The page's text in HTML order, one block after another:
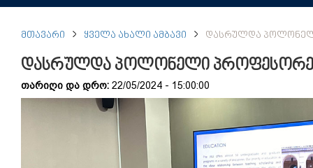
ᲛᲗᲐᲕᲐᲠᲘ ᲧᲕᲔᲚᲐ ᲐᲮᲐᲚᲘ ᲐᲛᲑᲐᲕᲘ ᲓᲐᲡᲠᲣᲚᲓᲐ
დასრულდა პოლონელი
თარიღი და დრო: 22/05/2024 - 15:00:00